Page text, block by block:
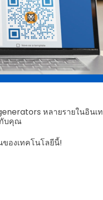
หลายรายในอิน
กับคุณ
ของเทคโนโลยีนี้!